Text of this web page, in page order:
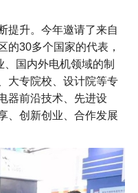
升。今年邀请了来自
的30多个国家的代表，
国内外电机领域的制
大专院校、设计院等专
器前沿技术、先进设
、创新创业、合作发展